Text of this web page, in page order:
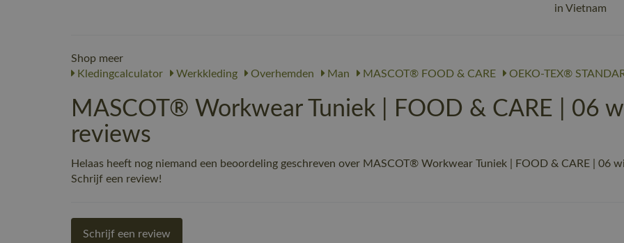
in Vietnam
Shop meer
Kledingcalculator
Werkkleding Overhemden Man MASCOT® FOOD & CARE OEKO-TEX®
MASCOT® Workwear Tuniek | FOOD & CARE | 06
reviews
Helaas heeft nog niemand een beoordeling geschreven over MASCOT® Workwear Tuniek | FOOD & CARE | 06
Schrijf een review!
Schrijf een review